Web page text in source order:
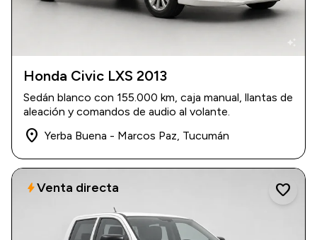
auto_awesome
2013 155.000 km
$ 17.000.000
Honda Civic LXS 2013
Sedán blanco con 155.000 km, caja manual, llantas de
aleación y comandos de audio al volante.
place Yerba Buena - Marcos Paz, Tucumán
favorite
boltVenta directa